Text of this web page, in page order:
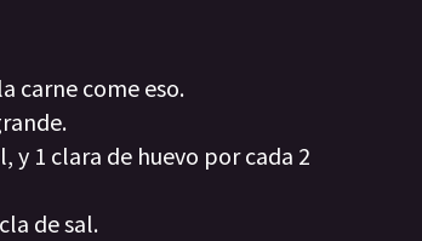
carne come eso.
y 1 clara de huevo por cada 2
de sal.